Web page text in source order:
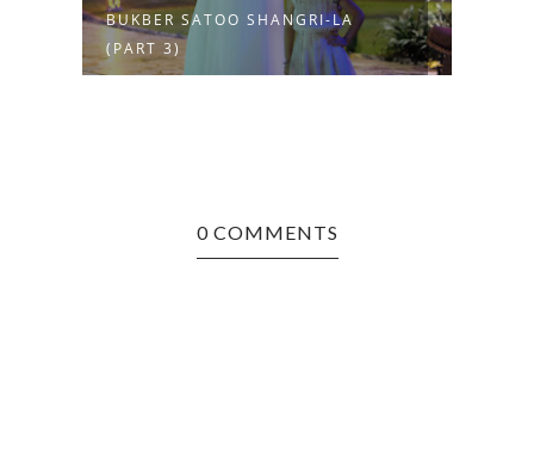
BUKBER SATOO SHANGRI-LA
(PART 3)
0 COMMENTS